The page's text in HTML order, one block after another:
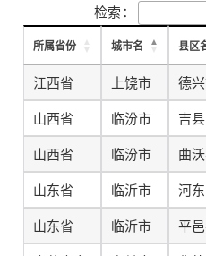
检索：
所属省份 城市名 县区
江西省 上饶市 德
山西省
临汾市 吉县
山西省
临汾市 曲
山东省
临沂市 河
山东省
临沂市 平